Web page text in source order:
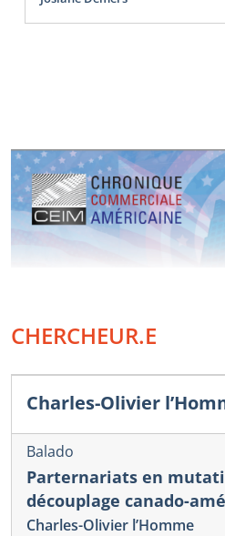
CHERCHEUR.E
Charles-Olivier
Balado
Parternariats en
découplage canado-
Charles-Olivier l’Homme